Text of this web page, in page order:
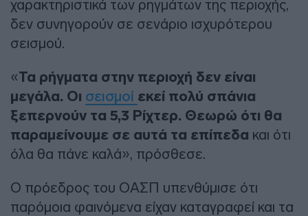
χαρακτηριστικά των ρηγμάτων της περιοχής,
δεν συνηγορούν σε σενάριο ισχυρότερου
σεισμού.
«Τα ρήγματα στην περιοχή δεν είναι
μεγάλα. Οι σεισμοί εκεί πολύ σπάνια
ξεπερνούν τα 5,3 Ρίχτερ. Θεωρώ ότι θα
παραμείνουμε σε αυτά τα επίπεδα και ότι
όλα θα πάνε καλά», πρόσθεσε.
Ο πρόεδρος του ΟΑΣΠ υπενθύμισε ότι
παρόμοια φαινόμενα είχαν καταγραφεί και τα